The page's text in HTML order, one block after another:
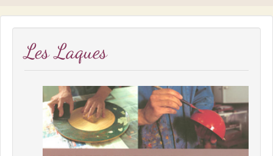
Les Laques